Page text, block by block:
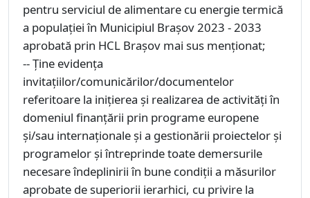
pentru serviciul de alimentare cu energie termică
a populației în Municipiul Brașov 2023 - 2033
aprobată prin HCL Brașov mai sus menționat;
-- Ține evidența
invitațiilor/comunicărilor/documentelor
referitoare la inițierea și realizarea de activități în
domeniul finanțării prin programe europene
și/sau internaționale și a gestionării proiectelor și
programelor și întreprinde toate demersurile
necesare îndeplinirii în bune condiții a măsurilor
aprobate de superiorii ierarhici, cu privire la